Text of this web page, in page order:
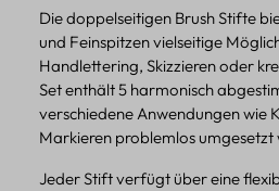
Die doppelseitigen Brush Stifte
und Feinspitzen vielseitige
Handlettering, Skizzieren oder
Set enthält 5 harmonisch
verschiedene Anwendungen wie
Markieren problemlos umgesetzt
Jeder Stift verfügt über eine